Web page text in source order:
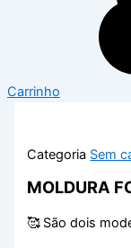
Carrinho
Categoria Sem
MOLDURA
🥰 São dois